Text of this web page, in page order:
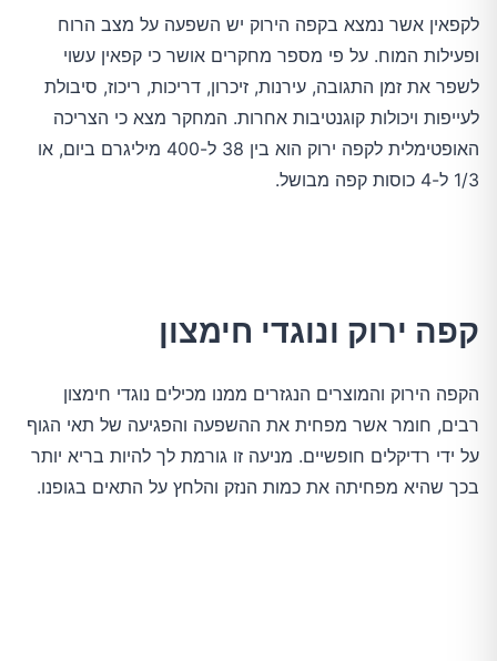
לקפאין אשר נמצא בקפה הירוק יש השפעה על מצב הרוח
ופעילות המוח. על פי מספר מחקרים אושר כי קפאין עשוי
לשפר את זמן התגובה, עירנות, זיכרון, דריכות, ריכוז, סיבולת
לעייפות ויכולות קוגנטיבות אחרות. המחקר מצא כי הצריכה
האופטימלית לקפה ירוק הוא בין 38 ל-400 מיליגרם ביום, או
1/3 ל-4 כוסות קפה מבושל.
קפה ירוק ונוגדי חימצון
הקפה הירוק והמוצרים הנגזרים ממנו מכילים נוגדי חימצון
רבים, חומר אשר מפחית את ההשפעה והפגיעה של תאי הגוף
על ידי רדיקלים חופשיים. מניעה זו גורמת לך להיות בריא יותר
בכך שהיא מפחיתה את כמות הנזק והלחץ על התאים בגופנו.